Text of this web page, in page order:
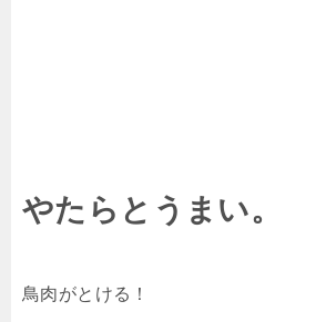
やたらとうまい。
鳥肉がとける！